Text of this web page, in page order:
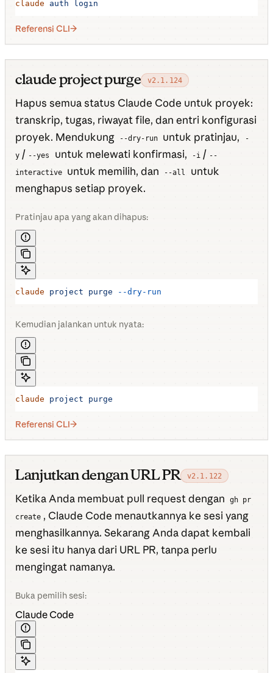
claude auth login
Referensi CLI
claude project purge v2.1.124
Hapus semua status Claude Code untuk proyek:
transkrip, tugas, riwayat file, dan entri konfigurasi
proyek. Mendukung
--dry-run untuk pratinjau,
-
y / --yes untuk melewati konfirmasi, -i / --
interactive
untuk memilih, dan --all
untuk
menghapus setiap proyek.
Pratinjau apa yang akan dihapus:
claude project purge --dry-run
Kemudian jalankan untuk nyata:
claude project purge
Referensi CLI
Lanjutkan dengan URL PR v2.1.122
Ketika Anda membuat pull request dengan
gh pr
create , Claude Code menautkannya ke sesi yang
menghasilkannya. Sekarang Anda dapat kembali
ke sesi itu hanya dari URL PR, tanpa perlu
mengingat namanya.
Buka pemilih sesi:
Claude Code